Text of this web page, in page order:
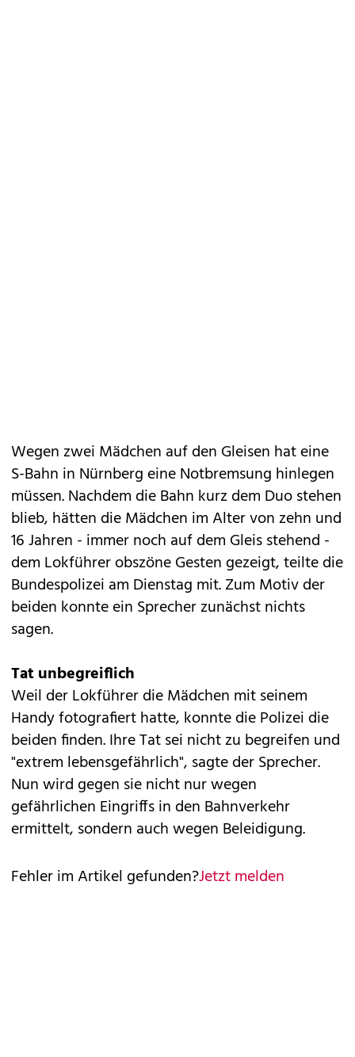
Wegen zwei Mädchen auf den Gleisen hat eine
S-Bahn in Nürnberg eine Notbremsung hinlegen
müssen. Nachdem die Bahn kurz dem Duo stehen
blieb, hätten die Mädchen im Alter von zehn und
16 Jahren - immer noch auf dem Gleis stehend -
dem Lokführer obszöne Gesten gezeigt, teilte die
Bundespolizei am Dienstag mit. Zum Motiv der
beiden konnte ein Sprecher zunächst nichts
sagen.
Tat unbegreiflich
Weil der Lokführer die Mädchen mit seinem
Handy fotografiert hatte, konnte die Polizei die
beiden finden. Ihre Tat sei nicht zu begreifen und
"extrem lebensgefährlich", sagte der Sprecher.
Nun wird gegen sie nicht nur wegen
gefährlichen Eingriffs in den Bahnverkehr
ermittelt, sondern auch wegen Beleidigung.
Fehler im Artikel gefunden?Jetzt melden